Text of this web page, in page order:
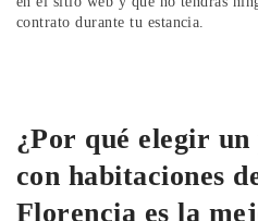
contrato durante tu estancia.
¿Por qué elegir
con habitaciones
Florencia es la